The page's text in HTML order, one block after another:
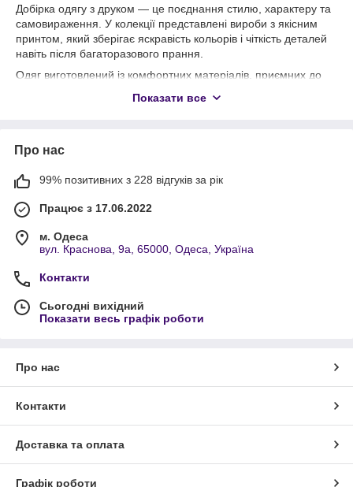
Добірка одягу з друком — це поєднання стилю, характеру та
самовираження. У колекції представлені вироби з якісним
принтом, який зберігає яскравість кольорів і чіткість деталей
навіть після багаторазового прання.
Одяг виготовлений із комфортних матеріалів, приємних до
та не втрачає вигляд, що робить ці речі практичними й
✅ стійкий та яскравий друк
✅ сучасні дизайни
✅ підходить для щоденного носіння
✅ чудова ідея для подарунка
Додай індивідуальності своєму образу разом із нашою
добіркою одягу з друком ✨
Показати все
Про нас
99% позитивних з 228 відгуків за рік
Працює з 17.06.2022
м. Одеса
вул. Краснова, 9а, 65000, Одеса, Україна
Контакти
Сьогодні вихідний
Показати весь графік роботи
Про нас
Контакти
Доставка та оплата
Графік роботи